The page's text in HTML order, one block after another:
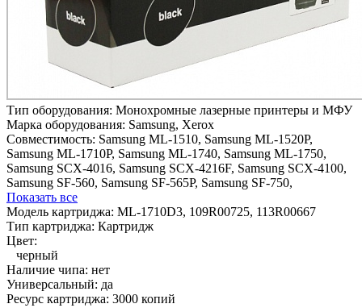
Тип оборудования: Монохромные лазерные принтеры и МФУ
Марка оборудования: Samsung, Xerox
Совместимость: Samsung ML-1510, Samsung ML-1520P,
Samsung ML-1710P, Samsung ML-1740, Samsung ML-1750,
Samsung SCX-4016, Samsung SCX-4216F, Samsung SCX-4100,
Samsung SF-560, Samsung SF-565P, Samsung SF-750,
Показать все
Модель картриджа: ML-1710D3, 109R00725, 113R00667
Тип картриджа: Картридж
Цвет:
черный
Наличие чипа: нет
Универсальный: да
Ресурс картриджа: 3000 копий